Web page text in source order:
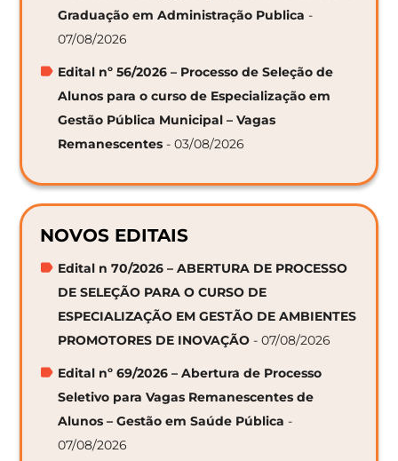
Graduação em Administração Publica -
07/08/2026
Edital nº 56/2026 – Processo de Seleção de
Alunos para o curso de Especialização em
Gestão Pública Municipal – Vagas
Remanescentes - 03/08/2026
NOVOS EDITAIS
Edital n 70/2026 – ABERTURA DE PROCESSO
DE SELEÇÃO PARA O CURSO DE
ESPECIALIZAÇÃO EM GESTÃO DE AMBIENTES
PROMOTORES DE INOVAÇÃO - 07/08/2026
Edital nº 69/2026 – Abertura de Processo
Seletivo para Vagas Remanescentes de
Alunos – Gestão em Saúde Pública -
07/08/2026